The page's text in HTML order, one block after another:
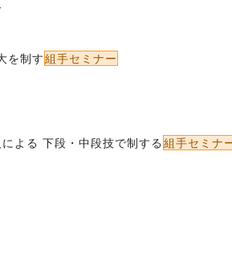
を制す組手セミナー
よる 下段・中段技で制する 組手セミナ